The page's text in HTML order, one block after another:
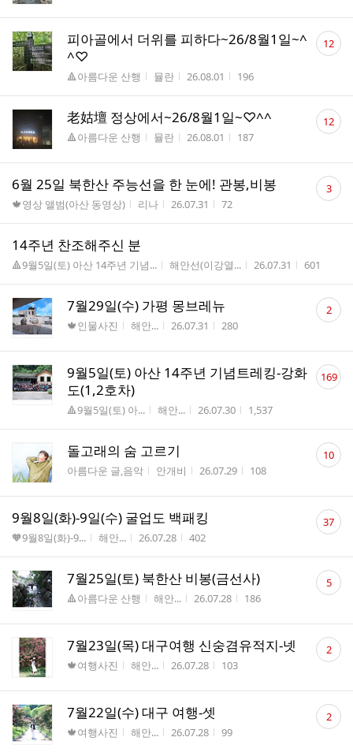
피아골에서 더위를 피하다~26/8월1일~^
^♡
게시판명
🔺아름다운 산행 작성자
뮬란 작성시간
26.08.01 조회수
196
댓
글12
老姑壇 정상에서~26/8월1일~♡^^
게시판명
🔺아름다운 산행 작성자
뮬란 작성시간
26.08.01 조회수
187
댓
글12
6월 25일 북한산 주능선을 한 눈에! 관봉,비봉
게시판명
🍁영상 앨범(아산 동영상) 작성자
리나 작성시간
26.07.31 조회수
72
댓
글 3
14주년 찬조해주신 분
게시판명
🔺9월5일(토) 아산 14주년 기념... 작성자
해안선(이강열... 작성시간
26.07.31 조회수
601
7월29일(수) 가평 몽브레뉴
게시판명
🍁인물사진 작성자
해안... 작성시간
26.07.31 조회수
280
댓
글 2
9월5일(토) 아산 14주년 기념트레킹-강화
도(1,2호차)
게시판명
🔺9월5일(토) 아... 작성자
해안... 작성시간
26.07.30 조회수
1,537
댓
글169
돌고래의 숨 고르기
게시판명
아름다운 글,음악 작성자
안개비 작성시간
26.07.29 조회수
108
댓
글10
9월8일(화)-9일(수) 굴업도 백패킹
게시판명
🧡9월8일(화)-9... 작성자
해안... 작성시간
26.07.28 조회수
402
댓
글37
7월25일(토) 북한산 비봉(금선사)
게시판명
🔺아름다운 산행 작성자
해안... 작성시간
26.07.28 조회수
186
댓
글 5
7월23일(목) 대구여행 신숭겸유적지-넷
게시판명
🍁여행사진 작성자
해안... 작성시간
26.07.28 조회수
103
댓
글 2
7월22일(수) 대구 여행-셋
게시판명
🍁여행사진 작성자
해안... 작성시간
26.07.28 조회수
99
댓
글 2